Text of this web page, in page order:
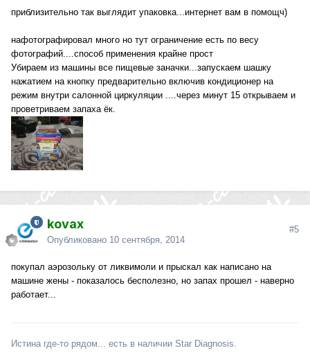
приблизительно так выглядит упаковка...интернет вам в помощч)
нафотографировал много но тут ограничение есть по весу
фотографий....способ применения крайне прост
Убираем из машины все пищевые заначки...запускаем шашку
нажатием на кнопку предварительно включив кондиционер на
режим внутри салонной циркуляции ....через минут 15 открываем и
проветриваем запаха ёк.
kovax
Опубликовано 10 сентября, 2014
#5
покупал аэрозольку от ликвимоли и прыскал как написано на
машине жены - показалось бесполезно, но запах прошел - наверно
работает...
Истина где-то рядом... есть в наличии Star Diagnosis.